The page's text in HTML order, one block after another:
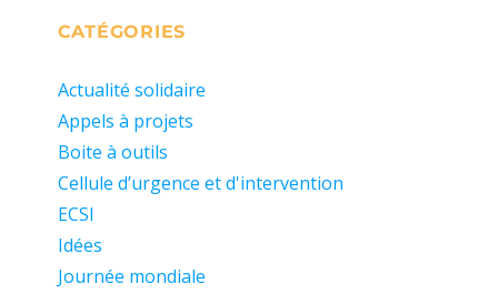
CATÉGORIES
Actualité solidaire
Appels à projets
Boite à outils
Cellule d’urgence et d'intervention
ECSI
Idées
Journée mondiale